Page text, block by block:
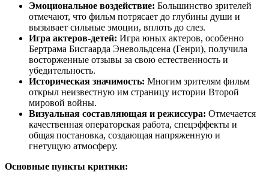
Эмоциональное воздействие: Большинство зрителей
отмечают, что фильм потрясает до глубины души и
вызывает сильные эмоции, вплоть до слез.
Игра актеров-детей: Игра юных актеров, особенно
Бертрама Бисгаарда Эневольдсена (Генри), получила
восторженные отзывы за свою естественность и
убедительность.
Историческая значимость: Многим зрителям фильм
открыл неизвестную им страницу истории Второй
мировой войны.
Визуальная составляющая и режиссура: Отмечается
качественная операторская работа, спецэффекты и
общая постановка, создающая напряженную и
гнетущую атмосферу.
Основные пункты критики: